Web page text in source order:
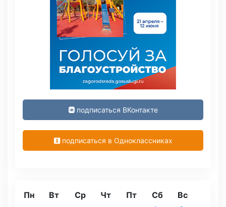
подписаться ВКонтакте
подписаться в Одноклассниках
Пн Вт Ср Чт Пт Сб Вс